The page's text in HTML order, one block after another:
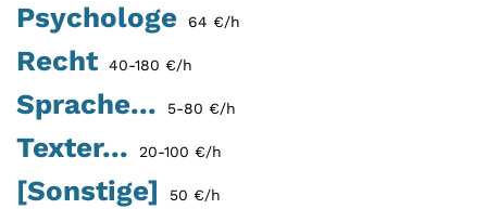
Psychologe 64 €/h
Recht 40-180 €/h
Sprache... 5-80 €/h
Texter... 20-100 €/h
[Sonstige] 50 €/h